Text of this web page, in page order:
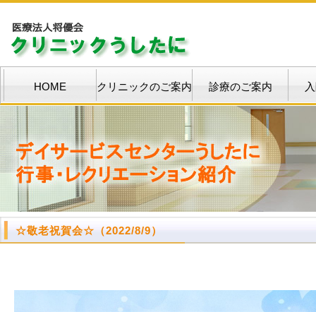
HOME クリニックのご案内 診療のご案内
☆敬老祝賀会☆ （2022/8/9）